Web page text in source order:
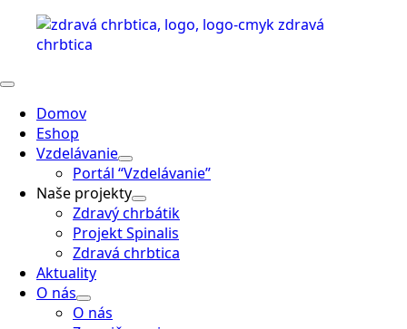
Domov
Eshop
Vzdelávanie
Portál “Vzdelávanie”
Naše projekty
Zdravý chrbátik
Projekt Spinalis
Zdravá chrbtica
Aktuality
O nás
O nás